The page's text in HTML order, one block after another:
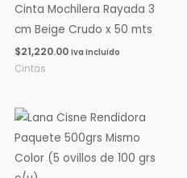
Cinta Mochilera Rayada 3
cm Beige Crudo x 50 mts
$21,220.00 Iva Incluido
Cintas
Rango
de
precios:
desde
$0.00